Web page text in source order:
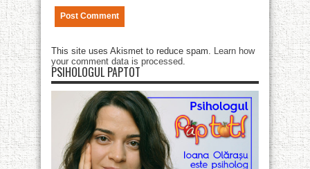
This site uses Akismet to reduce spam. Learn how
your comment data is processed
PSIHOLOGUL PAPTOT